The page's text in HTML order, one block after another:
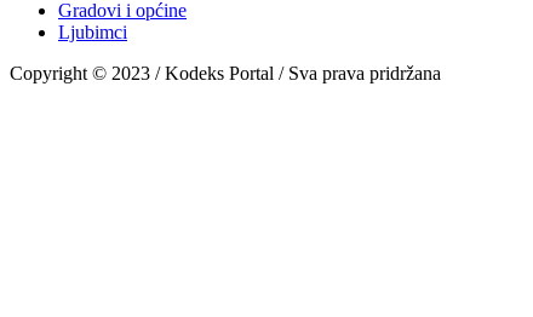
Gradovi i općine
Ljubimci
Copyright © 2023 / Kodeks Portal / Sva prava pridržana